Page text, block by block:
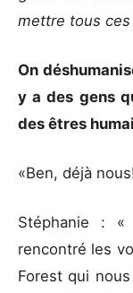
mettre tous
On
y a des gens
des êtres
«Ben, déjà
Stéphanie :
rencontré les
Forest qui